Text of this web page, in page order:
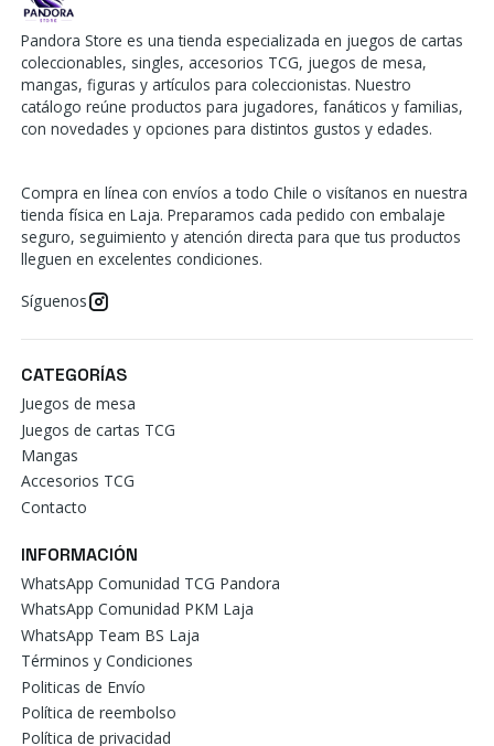
Pandora Store es una tienda especializada en juegos de cartas
coleccionables, singles, accesorios TCG, juegos de mesa,
mangas, figuras y artículos para coleccionistas. Nuestro
catálogo reúne productos para jugadores, fanáticos y familias,
con novedades y opciones para distintos gustos y edades.
Compra en línea con envíos a todo Chile o visítanos en nuestra
tienda física en Laja. Preparamos cada pedido con embalaje
seguro, seguimiento y atención directa para que tus productos
lleguen en excelentes condiciones.
Síguenos
CATEGORÍAS
Juegos de mesa
Juegos de cartas TCG
Mangas
Accesorios TCG
Contacto
INFORMACIÓN
WhatsApp Comunidad TCG Pandora
WhatsApp Comunidad PKM Laja
WhatsApp Team BS Laja
Términos y Condiciones
Politicas de Envío
Política de reembolso
Política de privacidad